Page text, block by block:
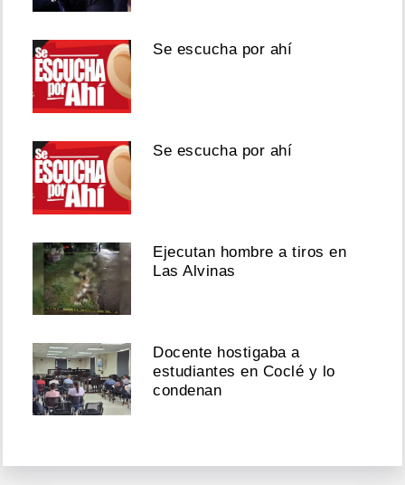
Se escucha por ahí
Se escucha por ahí
Ejecutan hombre a tiros en
Las Alvinas
Docente hostigaba a
estudiantes en Coclé y lo
condenan